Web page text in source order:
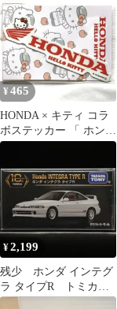
¥ 465
HONDA × キティ コラ
ボステッカー 「 ホンダ
ウィング ロゴ 」
¥2,199
残少 ホンダ インテグ
ラ タイプR トミカプ
レミアム 10周年記